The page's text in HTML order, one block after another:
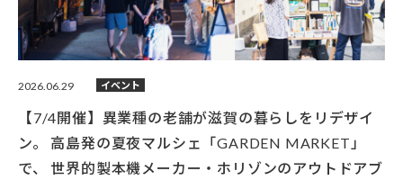
2026.06.29 イベント
【7/4開催】異業種の老舗が滋賀の暮らしをリデザイ
ン。 高島発の夏夜マルシェ「GARDEN MARKET」
で、 世界的製本機メーカー・ホリゾンのアウトドアブ